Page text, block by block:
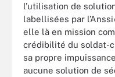
l’utilisation de
labellisées par
elle là en mission
crédibilité du soldat-
sa propre
aucune solution de